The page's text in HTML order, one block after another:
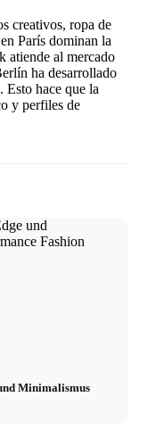
creativos, ropa de
París dominan la
atiende al mercado
ha desarrollado
Esto hace que la
y perfiles de
Minimalismus